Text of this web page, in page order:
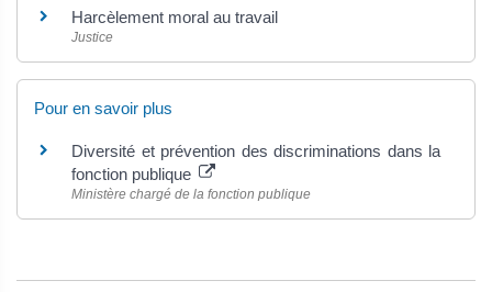
Harcèlement moral au travail
Justice
Pour en savoir plus
Diversité et prévention des discriminations dans la
fonction publique
Ministère chargé de la fonction publique